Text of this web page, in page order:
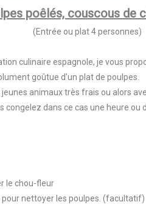
poêlés, couscous de
(Entrée ou plat 4 personnes)
culinaire espagnole, je vous
goûtue d’un plat de poulpes.
jeunes animaux très frais ou alors
congelez dans ce cas une heure ou
le chou-fleur
pour nettoyer les poulpes. (facultatif)